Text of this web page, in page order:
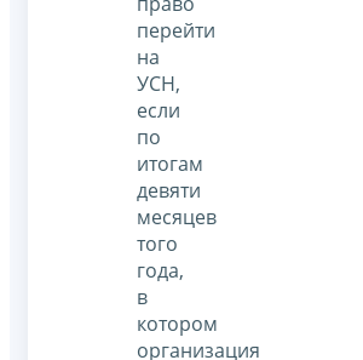
перейти
на
УСН,
если
по
итогам
девяти
месяцев
того
года,
в
котором
организация